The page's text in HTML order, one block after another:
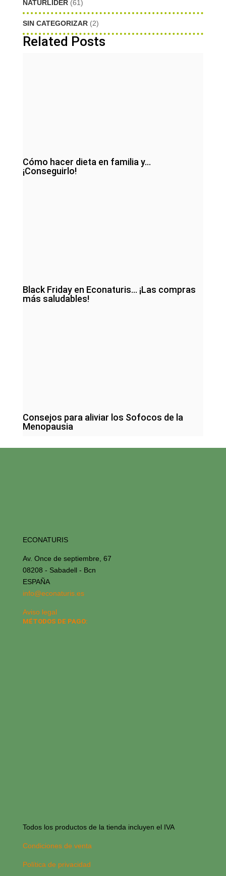
NATURLIDER (61)
SIN CATEGORIZAR (2)
Related Posts
Cómo hacer dieta en familia y…
¡Conseguirlo!
Black Friday en Econaturis… ¡Las compras
más saludables!
Consejos para aliviar los Sofocos de la
Menopausia
ECONATURIS
Av. Once de septiembre, 67
08208 - Sabadell - Bcn
ESPAÑA
info@econaturis.es
Aviso legal
MÉTODOS DE PAGO:
Todos los productos de la tienda incluyen el IVA
Condiciones de venta
Política de privacidad